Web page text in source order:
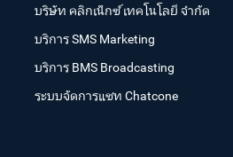
บริษัท คลิกเน็กซ์ เทคโนโลยี จำกัด
บริการ SMS Marketing
บริการ BMS Broadcasting
ระบบจัดการแชท Chatcone